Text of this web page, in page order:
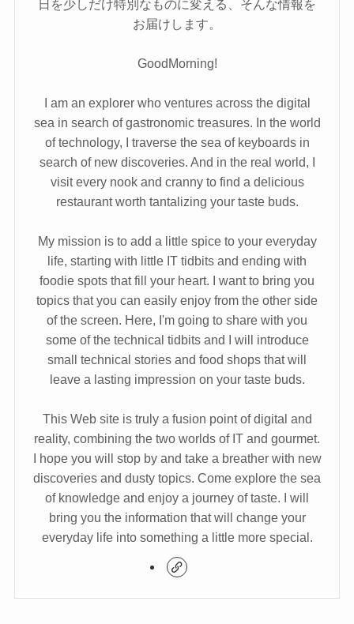
日を少しだけ特別なものに変える、そんな情報を
お届けします。
GoodMorning!
I am an explorer who ventures across the digital
sea in search of gastronomic treasures. In the world
of technology, I traverse the sea of keyboards in
search of new discoveries. And in the real world, I
visit every nook and cranny to find a delicious
restaurant worth tantalizing your taste buds.
My mission is to add a little spice to your everyday
life, starting with little IT tidbits and ending with
foodie spots that fill your heart. I want to bring you
topics that you can easily enjoy from the other side
of the screen. Here, I'm going to share with you
some of the technical tidbits and I will introduce
small technical stories and food shops that will
leave a lasting impression on your taste buds.
This Web site is truly a fusion point of digital and
reality, combining the two worlds of IT and gourmet.
I hope you will stop by and take a breather with new
discoveries and dusty topics. Come explore the sea
of knowledge and enjoy a journey of taste. I will
bring you the information that will change your
everyday life into something a little more special.